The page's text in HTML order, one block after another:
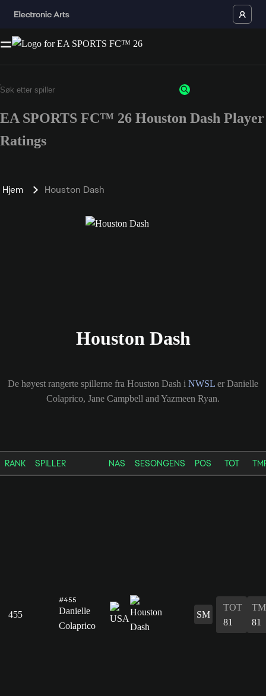
EA SPORTS FC™ 26 Houston Dash Player
Ratings
Hjem Houston Dash
Houston Dash
De høyest rangerte spillerne fra Houston Dash i NWSL er Danielle
Colaprico, Jane Campbell and Yazmeen Ryan.
RANK SPILLER NAS SESONGENS POS TOT
455
#455
Danielle
Colaprico
SM
TOT
81
81